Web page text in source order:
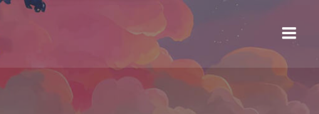
Saltar
contenido